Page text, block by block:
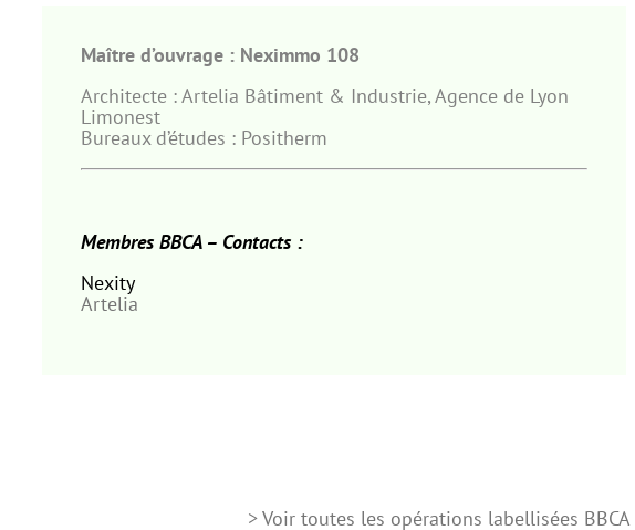
Maître d’ouvrage : Neximmo 108
Architecte : Artelia Bâtiment & Industrie, Agence de Lyon
Limonest
Bureaux d’études : Positherm
Membres BBCA – Contacts :
Nexity
Artelia
> Voir toutes les opérations labellisées BBCA